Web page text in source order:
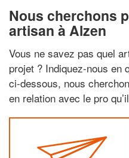
Nous cherchons
artisan à Alzen
Vous ne savez pas quel
projet ? Indiquez-nous en
ci-dessous, nous
en relation avec le pro